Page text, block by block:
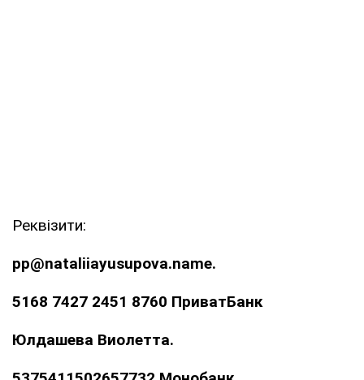
Реквізити:
pp@nataliiayusupova.name.
5168 7427 2451 8760 ПриватБанк
Юлдашева Виолетта.